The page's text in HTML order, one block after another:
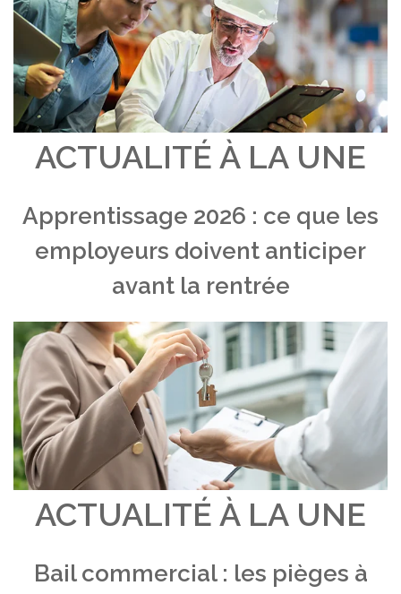
ACTUALITÉ À LA UNE
Apprentissage 2026 : ce que les
employeurs doivent anticiper
avant la rentrée
ACTUALITÉ À LA UNE
Bail commercial : les pièges à